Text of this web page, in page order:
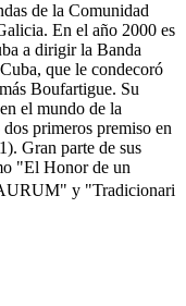
de la Comunidad
En el año 2000 es
a dirigir la Banda
que le condecoró
Boufartigue. Su
el mundo de la
primeros premiso en
Gran parte de sus
"El Honor de un
y "Tradicionari